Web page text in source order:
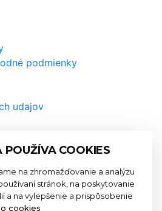
podmienky
udajov
odber
si újsť
novinky
COOKIES
na zhromažďovanie a analýzu
stránok, na poskytovanie
a na vylepšenie a prispôsobenie
cookies